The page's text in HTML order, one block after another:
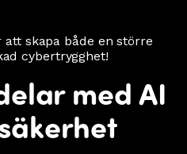
att skapa både en större
cybertrygghet!
med AI